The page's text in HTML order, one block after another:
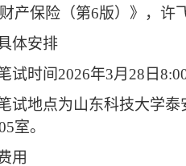
产保险（第6版）》，许
体安排
试时间 2026年3月28 日
试地点为山东科技大学泰
室。
用